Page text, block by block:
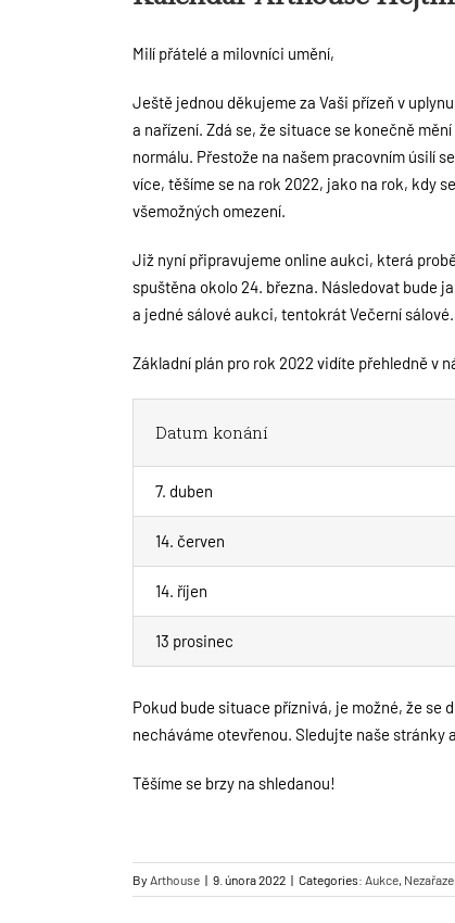
Milí přátelé a milovníci umění,
Ještě jednou děkujeme za Vaši přízeň v
a nařízení. Zdá se, že situace se konečně
normálu. Přestože na našem pracovním úsilí
více, těšíme se na rok 2022, jako na rok, kdy
všemožných omezení.
Již nyní připravujeme online aukci, která
spuštěna okolo 24. března. Následovat bude
a jedné sálové aukci, tentokrát Večerní sálové.
Základní plán pro rok 2022 vidíte přehledně v
Datum konání
7. duben
14. červen
14. říjen
13 prosinec
Pokud bude situace příznivá, je možné, že se
necháváme otevřenou. Sledujte naše stránky
Těšíme se brzy na shledanou!
By Arthouse | 9. února 2022 | Categories: Aukce,